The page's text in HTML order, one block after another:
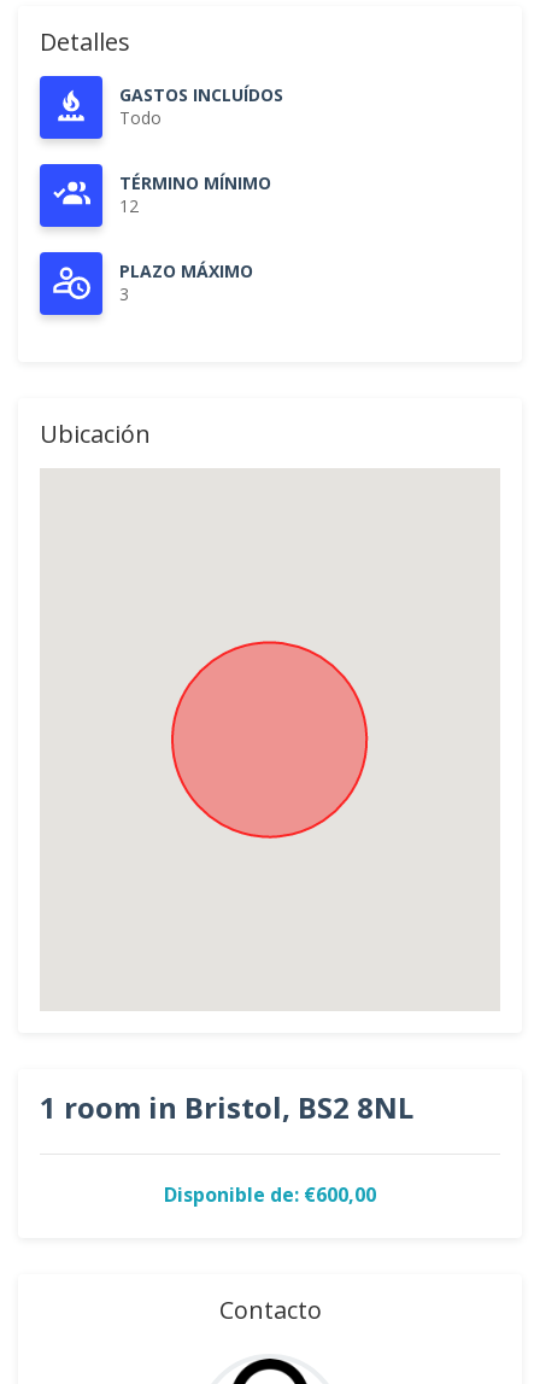
Detalles
GASTOS INCLUÍDOS
Todo
TÉRMINO MÍNIMO
12
PLAZO MÁXIMO
3
Ubicación
1 room in Bristol, BS2 8NL
Disponible de: €600,00
Contacto